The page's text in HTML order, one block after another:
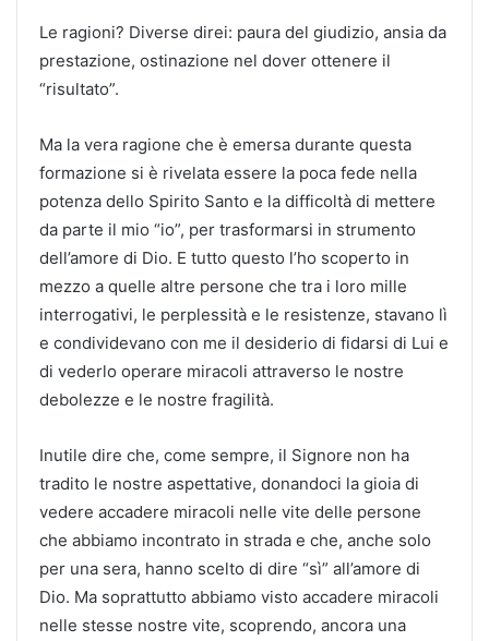
Le ragioni? Diverse direi: paura del giudizio, ansia da
prestazione, ostinazione nel dover ottenere il
“risultato”.
Ma la vera ragione che è emersa durante questa
formazione si è rivelata essere la poca fede nella
potenza dello Spirito Santo e la difficoltà di mettere
da parte il mio “io”, per trasformarsi in strumento
dell’amore di Dio. E tutto questo l’ho scoperto in
mezzo a quelle altre persone che tra i loro mille
interrogativi, le perplessità e le resistenze, stavano lì
e condividevano con me il desiderio di fidarsi di Lui e
di vederlo operare miracoli attraverso le nostre
debolezze e le nostre fragilità.
Inutile dire che, come sempre, il Signore non ha
tradito le nostre aspettative, donandoci la gioia di
vedere accadere miracoli nelle vite delle persone
che abbiamo incontrato in strada e che, anche solo
per una sera, hanno scelto di dire “sì” all’amore di
Dio. Ma soprattutto abbiamo visto accadere miracoli
nelle stesse nostre vite, scoprendo, ancora una